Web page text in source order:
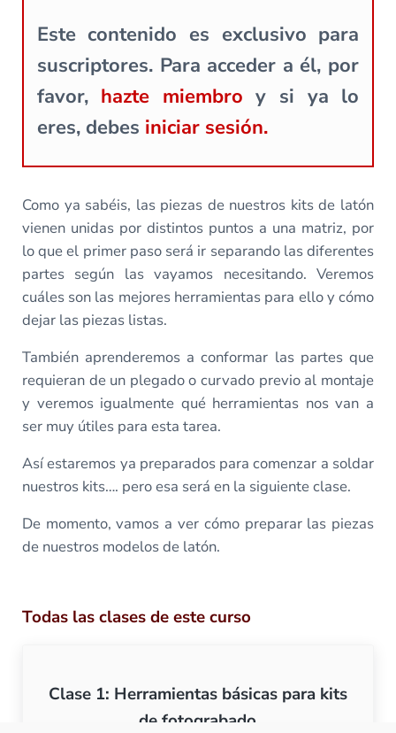
Este contenido es exclusivo para
suscriptores. Para acceder a él, por
favor, hazte miembro y si ya lo
eres, debes iniciar sesión.
Como ya sabéis, las piezas de nuestros kits de latón
vienen unidas por distintos puntos a una matriz, por
lo que el primer paso será ir separando las diferentes
partes según las vayamos necesitando. Veremos
cuáles son las mejores herramientas para ello y cómo
dejar las piezas listas.
También aprenderemos a conformar las partes que
requieran de un plegado o curvado previo al montaje
y veremos igualmente qué herramientas nos van a
ser muy útiles para esta tarea.
Así estaremos ya preparados para comenzar a soldar
nuestros kits…. pero esa será en la siguiente clase.
De momento, vamos a ver cómo preparar las piezas
de nuestros modelos de latón.
Todas las clases de este curso
Clase 1: Herramientas básicas para kits
de fotograbado